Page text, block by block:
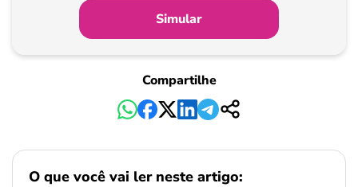
Simular
Compartilhe
O que você vai ler neste artigo: